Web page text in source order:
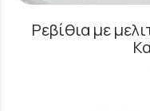
Ρεβίθια με